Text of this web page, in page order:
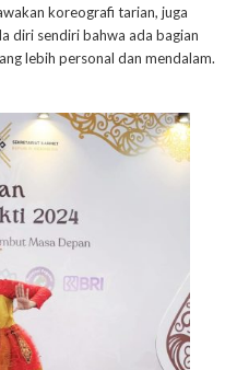
koreografi tarian, juga
diri sendiri bahwa ada bagian
lebih personal dan mendalam.